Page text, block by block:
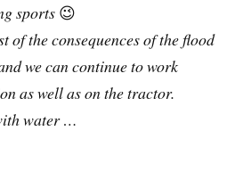
sports 😉
of the consequences of the flood
we can continue to work
as well as on the tractor.
water …